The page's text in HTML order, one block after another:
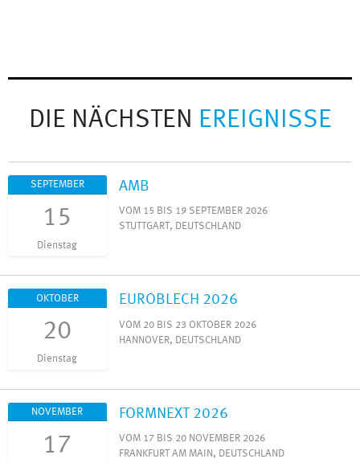
DIE NÄCHSTEN EREIGNISSE
SEPTEMBER
15
Dienstag
AMB
VOM 15 BIS 19 SEPTEMBER 2026
STUTTGART, DEUTSCHLAND
OKTOBER
20
Dienstag
EUROBLECH 2026
VOM 20 BIS 23 OKTOBER 2026
HANNOVER, DEUTSCHLAND
NOVEMBER
17
FORMNEXT 2026
VOM 17 BIS 20 NOVEMBER 2026
FRANKFURT AM MAIN, DEUTSCHLAND